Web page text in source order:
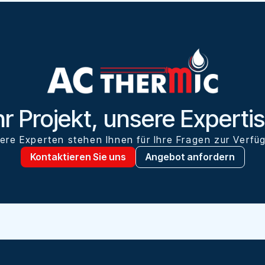
Projekt, unsere
Experten stehen Ihnen für Ihre Fragen zur
Kontaktieren Sie uns
Angebot anfordern